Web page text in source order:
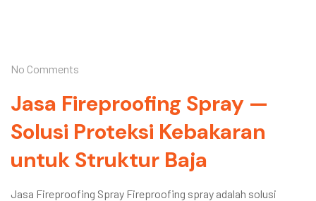
No Comments
Jasa Fireproofing Spray —
Solusi Proteksi Kebakaran
untuk Struktur Baja
Jasa Fireproofing Spray Fireproofing spray adalah solusi